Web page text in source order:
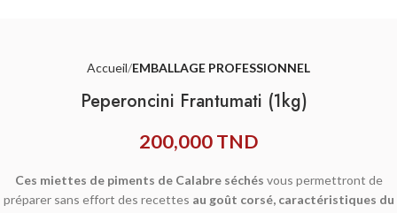
Accueil EMBALLAGE PROFESSIONNEL
Peperoncini Frantumati (1kg)
200,000TND
Ces miettes de piments de Calabre séchés vous permettront de
préparer sans effort des recettes au goût corsé, caractéristiques du